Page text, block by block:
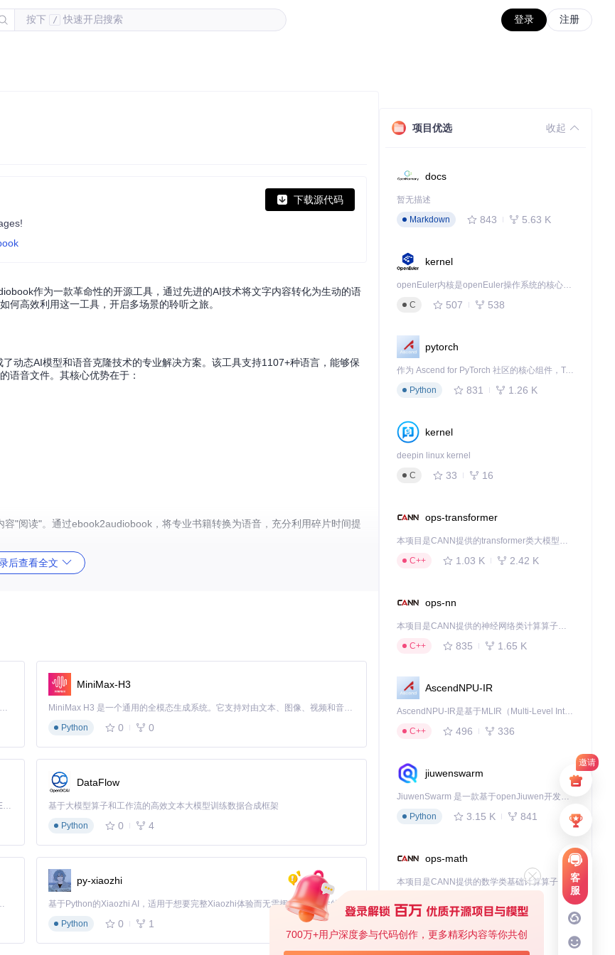
按下 / 快速开启搜索 登录 注册
邀请
客
服
700万+用户深度参与代码创作，更多精彩内容等你共创
下载源代码
作为一款革命性的开源工具，通过先进的AI技术将文字内容转化为生动的语
高效利用这一工具，开启多场景的聆听之旅。
动态AI模型和语音克隆技术的专业解决方案。该工具支持1107+种语言，能够保
语音文件。其核心优势在于：
"阅读"。通过ebook2audiobook，将专业书籍转换为语音，充分利用碎片时间提
址，进入工具主界面：
后查看全文
Claude Code 的开源替代方案。连接任意大模型，编辑代码，运行命令，自动验证 — 全自动执行。用 Rust 构建，极致性能。 ｜ An open-source alternative to Claude Code. Connect any LLM, edit code, run commands, and verify changes — autonomously. Built in Rust for speed. Get Started
MiniMax-H3
MiniMax H3 是一个通用的全模态生成系统。它支持对由文本、图像、视频和音频组成的多模态上下文进行统一理解，并能生成分辨率高达 2K、时长可达 15 秒的带原生立体声音频的视频。得益于面向任务泛化的系统设计，H3 在预训练阶段就已具备广泛的多模态上下文理解与生成能力，能够出色地执行复杂的多模态指令。
Python
0 0
Kimi K3 是Kimi能力最强的模型：这是一个拥有 2.8 万亿参数的混合专家（MoE）模型，具备原生视觉理解能力，并支持 100 万 token 的上下文窗口。
DataFlow
基于大模型算子和工作流的高效文本大模型训练数据合成框架
Python
0 4
整闭环。无论你是想带领社团入驻平台的组织者，还是希望用代码贡献证明自己的开发者，都能在这里找到属于你的成长路径。
py-xiaozhi
基于Python的Xiaozhi AI，适用于想要完整Xiaozhi体验而无需拥有专用硬件的用户。
Python
0 1
项目优选 收起
docs
暂无描述
Markdown
843 5.63 K
kernel
openEuler内核是openEuler操作系统的核心，既是系统性能与稳定性的基石，也是连接处理器、设备与服务的桥梁。
C
507 538
pytorch
作为 Ascend for PyTorch 社区的核心组件，TorchNPU 是昇腾专为 PyTorch 打造的深度学习适配插件，使 PyTorch 框架能够直接调用昇腾 NPU，为开发者提供昇腾 AI 处理器的超强算力。
Python
831 1.26 K
kernel
deepin linux kernel
C
33 16
ops-transformer
本项目是CANN提供的transformer类大模型算子库，实现网络在NPU上加速计算。
C++
1.03 K 2.42 K
ops-nn
本项目是CANN提供的神经网络类计算算子库，实现网络在NPU上加速计算。
C++
835 1.65 K
AscendNPU-IR
AscendNPU-IR是基于MLIR（Multi-Level Intermediate Representation）构建的，面向昇腾亲和算子编译时使用的中间表示，提供昇腾完备表达能力，通过编译优化提升昇腾AI处理器计算效率，支持通过生态框架使能昇腾AI处理器与深度调优
C++
496 336
jiuwenswarm
JiuwenSwarm 是一款基于openJiuwen开发的智能AI Agent，它能够将大语言模型的强大能力，通过你日常使用的各类通讯应用，直接延伸至你的指尖。
Python
3.15 K 841
ops-math
C++
deveco-code